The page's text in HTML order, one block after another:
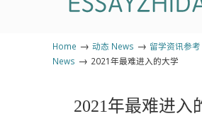
Home → 动态 News → 留学资讯参
News → 2021年最难进入的大学
2021年最难进入